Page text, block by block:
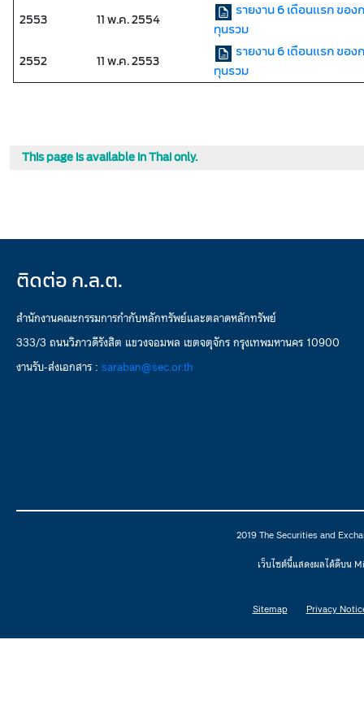
2553
11 พ.ค. 2554
รายงาน 6 เดือนแรก ของ
ทุนรวม
2552
11 พ.ค. 2553
รายงาน 6 เดือนแรก ของ
ทุนรวม
This page is available in Thai only.
ติดต่อ ก.ล.ต.
สำนักงานคณะกรรมการกำกับหลักทรัพย์และตลาดหลักทรัพย์
333/3 ถนนวิภาวดีรังสิต แขวงจอมพล เขตจตุจักร กรุงเทพมหานคร 10900
งานรับ-ส่งเอกสาร : saraban@sec.or.th
2019 The Securities and
เว็บไซต์นี้แสดงผลได้ดีบน
Sitemap Privacy